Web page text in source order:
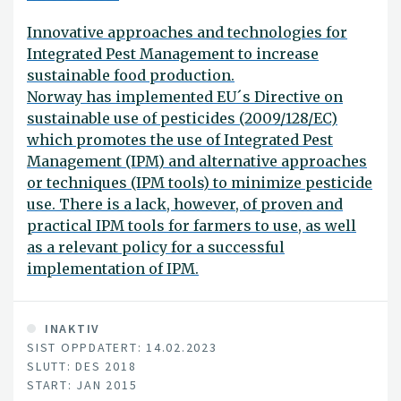
for rask og presis høykapasitetsidentifisering av
invaderende arter som er en trussel for land-, skogbruk
og andre grønne arealer i Norge. 2) Utvikle innovative
metoder for bekjempelse av utvalgte fremmede
invaderende plantearter ved bruk av målrettede tiltak
som treffer planten i sitt mest sårbare stadium. Flere av
samarbeidspartnerne i prosjektet representerer
interessenter og viktige sluttbrukere, inkludert
planteimportører, entreprenører, Mattilsynet,
Miljødirektoratet, VKM og utviklere av innovative
bekjempelsesverktøy. Alle disse vil delta aktivt i
prosessen og gi forskerne nyttige tilbakemeldinger om
den kunnskapen og de løsningen som skal utvikles i
prosjektet.
Innovative approaches and technologies for
Integrated Pest Management to increase
sustainable food production.
Norway has implemented EU´s Directive on
sustainable use of pesticides (2009/128/EC)
which promotes the use of Integrated Pest
Management (IPM) and alternative approaches
or techniques (IPM tools) to minimize pesticide
use. There is a lack, however, of proven and
practical IPM tools for farmers to use, as well
as a relevant policy for a successful
implementation of IPM.
INAKTIV
SIST OPPDATERT: 14.02.2023
SLUTT: DES 2018
START: JAN 2015